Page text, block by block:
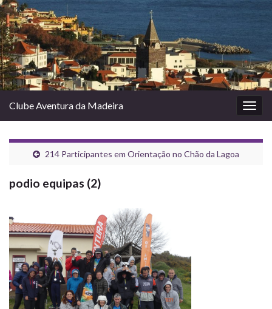
Clube Aventura da Madeira
214 Participantes em Orientação no Chão da Lagoa
podio equipas (2)